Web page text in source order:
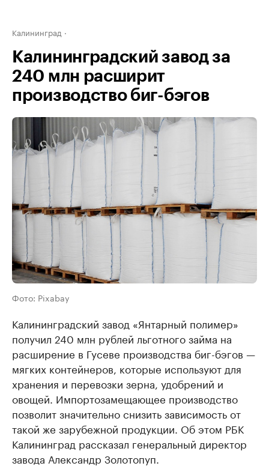
Калининград
Калининградский завод за
240 млн расширит
производство биг-бэгов
Фото: Pixabay
Калининградский завод «Янтарный полимер»
получил 240 млн рублей льготного займа на
расширение в Гусеве производства биг-бэгов —
мягких контейнеров, которые используют для
хранения и перевозки зерна, удобрений и
овощей. Импортозамещающее производство
позволит значительно снизить зависимость от
такой же зарубежной продукции. Об этом РБК
Калининград рассказал генеральный директор
завода Александр Золотопуп.